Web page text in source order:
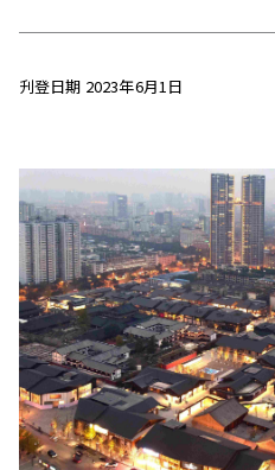
刋登日期 2023年6月1日